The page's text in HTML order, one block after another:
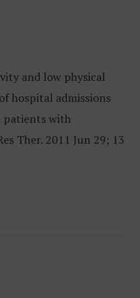
and low physical
hospital admissions
patients with
Ther. 2011 Jun 29; 13